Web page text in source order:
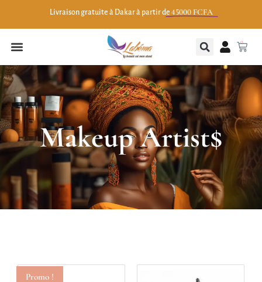
Livraison gratuite à Dakar à partir de 45000 FCFA
0
Makeup Artist$
Promo !